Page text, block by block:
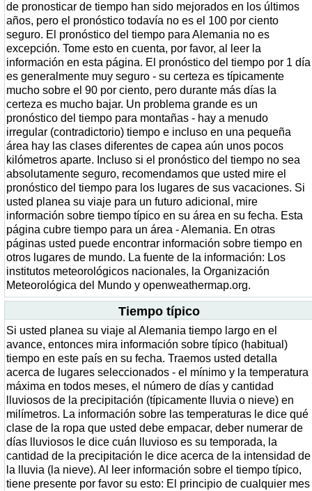
de pronosticar de tiempo han sido mejorados en los últimos
años, pero el pronóstico todavía no es el 100 por ciento
seguro. El pronóstico del tiempo para Alemania no es
excepción. Tome esto en cuenta, por favor, al leer la
información en esta página. El pronóstico del tiempo por 1 día
es generalmente muy seguro - su certeza es típicamente
mucho sobre el 90 por ciento, pero durante más días la
certeza es mucho bajar. Un problema grande es un
pronóstico del tiempo para montañas - hay a menudo
irregular (contradictorio) tiempo e incluso en una pequeña
área hay las clases diferentes de capea aún unos pocos
kilómetros aparte. Incluso si el pronóstico del tiempo no sea
absolutamente seguro, recomendamos que usted mire el
pronóstico del tiempo para los lugares de sus vacaciones. Si
usted planea su viaje para un futuro adicional, mire
información sobre tiempo típico en su área en su fecha. Esta
página cubre tiempo para un área - Alemania. En otras
páginas usted puede encontrar información sobre tiempo en
otros lugares de mundo. La fuente de la información: Los
institutos meteorológicos nacionales, la Organización
Meteorológica del Mundo y openweathermap.org.
Tiempo típico
Si usted planea su viaje al Alemania tiempo largo en el
avance, entonces mira información sobre típico (habitual)
tiempo en este país en su fecha. Traemos usted detalla
acerca de lugares seleccionados - el mínimo y la temperatura
máxima en todos meses, el número de días y cantidad
lluviosos de la precipitación (típicamente lluvia o nieve) en
milímetros. La información sobre las temperaturas le dice qué
clase de la ropa que usted debe empacar, deber numerar de
días lluviosos le dice cuán lluvioso es su temporada, la
cantidad de la precipitación le dice acerca de la intensidad de
la lluvia (la nieve). Al leer información sobre el tiempo típico,
tiene presente por favor su esto: El principio de cualquier mes